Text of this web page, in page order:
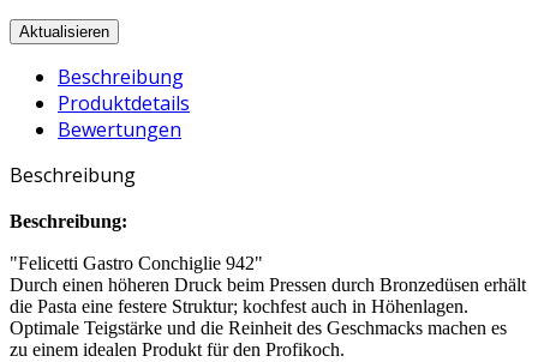
Beschreibung
Produktdetails
Bewertungen
Beschreibung
Beschreibung:
"Felicetti Gastro Conchiglie 942"
Durch einen höheren Druck beim Pressen durch Bronzedüsen erhält
die Pasta eine festere Struktur; kochfest auch in Höhenlagen.
Optimale Teigstärke und die Reinheit des Geschmacks machen es
zu einem idealen Produkt für den Profikoch.